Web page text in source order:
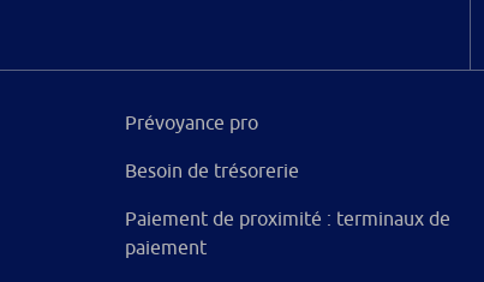
Prévoyance pro
Besoin de trésorerie
Paiement de proximité : terminaux de
paiement